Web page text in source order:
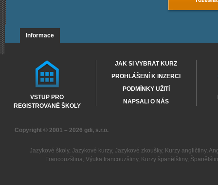
Informace
VSTUP PRO
REGISTROVANÉ ŠKOLY
JAK SI VYBRAT KURZ
PROHLÁŠENÍ K INZERCI
PODMÍNKY UŽITÍ
NAPSALI O NÁS
Copyright © 2001 – 2026 gdi, s.r.o.
Jazykové školy, Jazykové kurzy, Jazykové zkoušky, Kurzy angličtiny,
Francouzština,Výuka francouzštiny, Kurzy španělštiny,